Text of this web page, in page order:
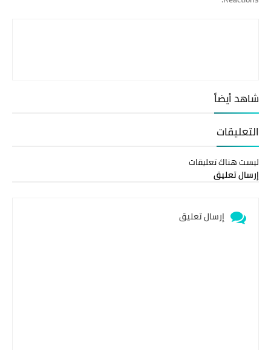
شاهد أيضاً
التعليقات
ليست هناك تعليقات
إرسال تعليق
إرسال تعليق